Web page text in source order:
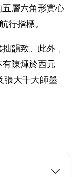
層六角形實心
行指標。
韻致。此外，
陳煇於西元
張大千大師墨